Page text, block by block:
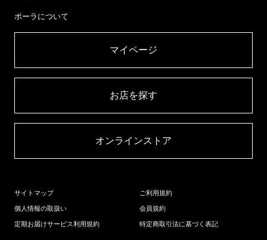
ポーラについて
マイページ​
お店を探す​
オンラインストア​
サイトマップ
個人情報の取扱い
定期お届けサービス利用規約
ご利用規約
会員規約
特定商取引法に基づく表記